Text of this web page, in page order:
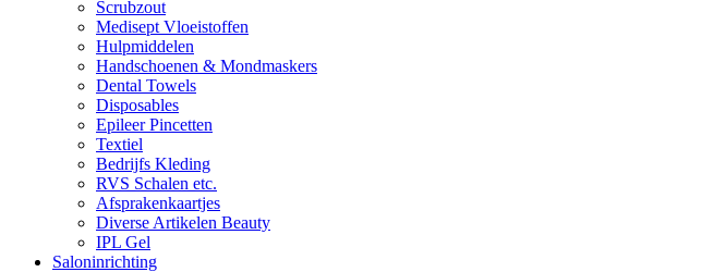
Scrubzout
Medisept Vloeistoffen
Hulpmiddelen
Handschoenen & Mondmaskers
Dental Towels
Disposables
Epileer Pincetten
Textiel
Bedrijfs Kleding
RVS Schalen etc.
Afsprakenkaartjes
Diverse Artikelen Beauty
IPL Gel
Saloninrichting